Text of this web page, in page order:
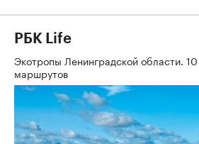
РБК Life
Экотропы Ленинградской области.
маршрутов